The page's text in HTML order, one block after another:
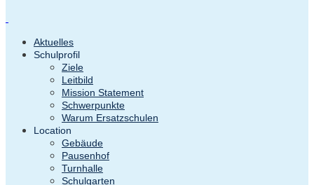
Aktuelles
Schulprofil
Ziele
Leitbild
Mission Statement
Schwerpunkte
Warum Ersatzschulen
Location
Gebäude
Pausenhof
Turnhalle
Schulgarten